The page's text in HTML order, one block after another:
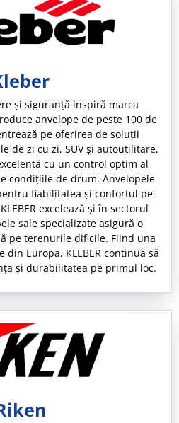
și siguranță inspiră marca
anvelope de peste 100 de
pe oferirea de soluții
de zi cu zi, SUV și autoutilitare,
cu un control optim al
condițiile de drum. Anvelopele
fiabilitatea și confortul pe
excelează și în sectorul
sale specializate asigură o
pe terenurile dificile. Fiind una
Europa, KLEBER continuă să
și durabilitatea pe primul loc.